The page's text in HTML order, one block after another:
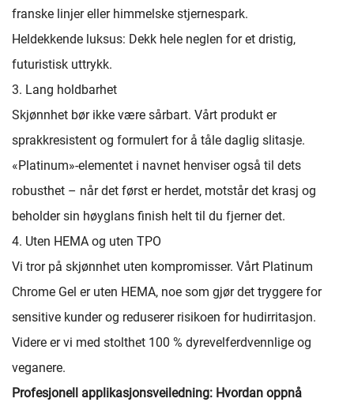
franske linjer eller himmelske stjernespark.
Heldekkende luksus: Dekk hele neglen for et dristig,
futuristisk uttrykk.
3. Lang holdbarhet
Skjønnhet bør ikke være sårbart. Vårt produkt er
sprakkresistent og formulert for å tåle daglig slitasje.
«Platinum»-elementet i navnet henviser også til dets
robusthet – når det først er herdet, motstår det krasj og
beholder sin høyglans finish helt til du fjerner det.
4. Uten HEMA og uten TPO
Vi tror på skjønnhet uten kompromisser. Vårt Platinum
Chrome Gel er uten HEMA, noe som gjør det tryggere for
sensitive kunder og reduserer risikoen for hudirritasjon.
Videre er vi med stolthet 100 % dyrevelferdvennlige og
veganere.
Profesjonell applikasjonsveiledning: Hvordan oppnå